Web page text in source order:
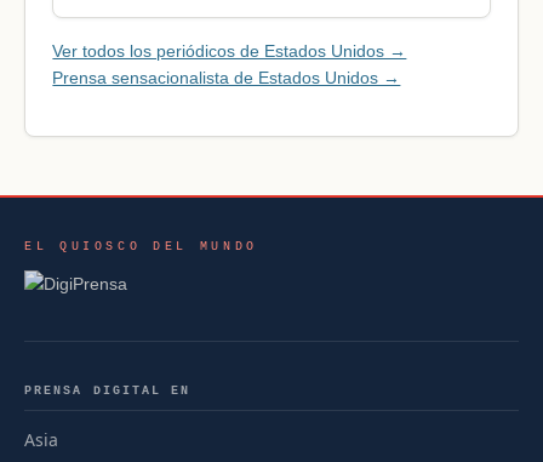
Ver todos los periódicos de Estados Unidos →
Prensa sensacionalista de Estados Unidos →
EL QUIOSCO DEL MUNDO
PRENSA DIGITAL EN
Asia